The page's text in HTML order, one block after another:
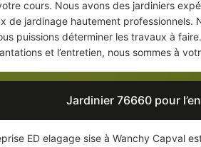
cours. Nous avons des jardiniers
de jardinage hautement professionnels.
puissions déterminer les travaux à
et l’entretien, nous sommes à
Jardinier 76660 pour
ED elagage sise à Wanchy Capval